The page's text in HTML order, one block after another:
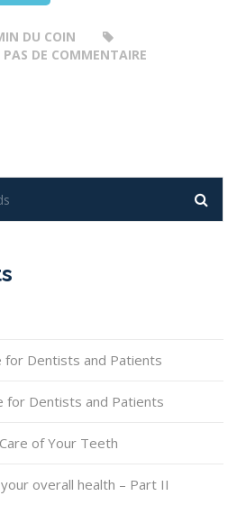
DU COIN
PAS DE COMMENTAIRE
for Dentists and Patients
for Dentists and Patients
of Your Teeth
overall health – Part II